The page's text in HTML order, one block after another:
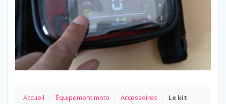
Accueil › Équipement moto › Accessoires ›
Le kit